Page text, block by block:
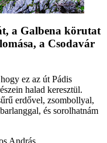
a Galbena körutat
a Csodavár
ez az út Pádis
halad keresztül.
erdővel, zsombollyal,
és sorolhatnám
András